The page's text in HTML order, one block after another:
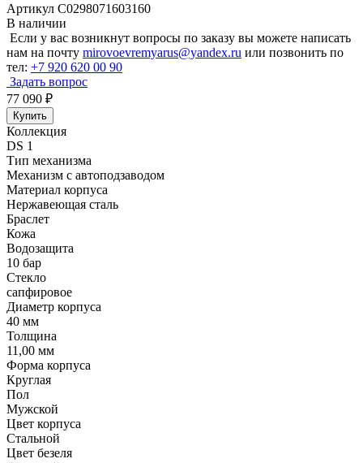
Артикул C0298071603160
В наличии
Если у вас возникнут вопросы по заказу вы можете написать
нам на почту mirovoevremyarus@yandex.ru или позвонить по
тел: +7 920 620 00 90
Задать вопрос
77 090 ₽
Купить
Коллекция
DS 1
Тип механизма
Механизм с автоподзаводом
Материал корпуса
Нержавеющая сталь
Браслет
Кожа
Водозащита
10 бар
Стекло
сапфировое
Диаметр корпуса
40 мм
Толщина
11,00 мм
Форма корпуса
Круглая
Пол
Мужской
Цвет корпуса
Стальной
Цвет безеля